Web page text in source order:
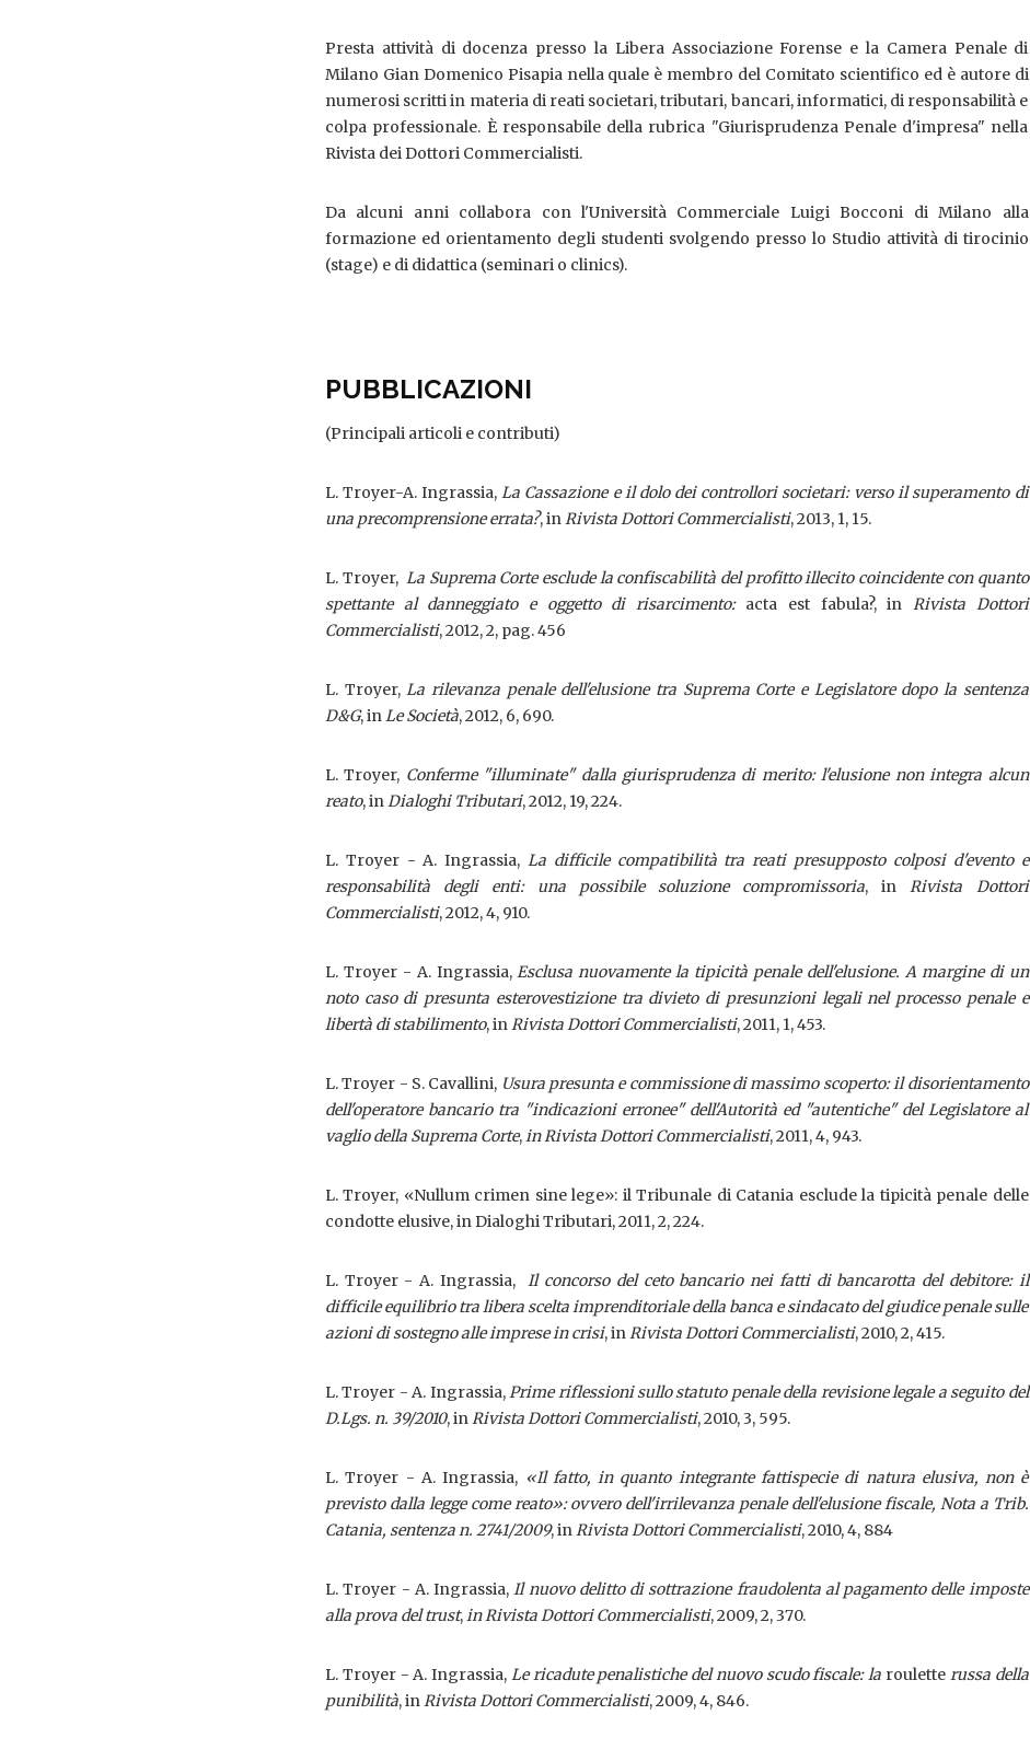
Presta attività di docenza presso la Libera Associazione Forense e la Camera Penale di
Milano Gian Domenico Pisapia nella quale è membro del Comitato scientifico ed è autore di
numerosi scritti in materia di reati societari, tributari, bancari, informatici, di responsabilità e
colpa professionale. È responsabile della rubrica "Giurisprudenza Penale d'impresa" nella
Rivista dei Dottori Commercialisti.
Da alcuni anni collabora con l'Università Commerciale Luigi Bocconi di Milano alla
formazione ed orientamento degli studenti svolgendo presso lo Studio attività di tirocinio
(stage) e di didattica (seminari o clinics).
PUBBLICAZIONI
(Principali articoli e contributi)
L. Troyer-A. Ingrassia,La Cassazione e il dolo dei controllori societari: verso il superamento di
una precomprensione errata?, inRivista Dottori Commercialisti, 2013, 1, 15.
L. Troyer,La Suprema Corte esclude la confiscabilità del profitto illecito coincidente con quanto
spettante al danneggiato e oggetto di risarcimento:acta est fabula?, in Rivista Dottori
Commercialisti, 2012, 2, pag. 456
L. Troyer,La rilevanza penale dell'elusione tra Suprema Corte e Legislatore dopo la sentenza
D&G, inLe Società, 2012, 6, 690.
L. Troyer, Conferme "illuminate" dalla giurisprudenza di merito: l'elusione non integra alcun
reato, inDialoghi Tributari, 2012, 19, 224.
L. Troyer - A. Ingrassia,La difficile compatibilità tra reati presupposto colposi d'evento e
responsabilità degli enti: una possibile soluzione compromissoria, inRivista Dottori
Commercialisti, 2012, 4, 910.
L. Troyer - A. Ingrassia,Esclusa nuovamente la tipicità penale dell'elusione. A margine di un
noto caso di presunta esterovestizione tra divieto di presunzioni legali nel processo penale e
libertà di stabilimento, inRivista Dottori Commercialisti, 2011, 1, 453.
L. Troyer - S. Cavallini, Usura presunta e commissione di massimo scoperto: il disorientamento
dell'operatore bancario tra "indicazioni erronee" dell'Autorità ed "autentiche" del Legislatore al
vaglio della Suprema Corte,in Rivista Dottori Commercialisti, 2011, 4, 943.
L. Troyer, «Nullum crimen sine lege»: il Tribunale di Catania esclude la tipicità penale delle
condotte elusive, in Dialoghi Tributari, 2011, 2, 224.
L. Troyer - A. Ingrassia,Il concorso del ceto bancario nei fatti di bancarotta del debitore: il
difficile equilibrio tra libera scelta imprenditoriale della banca e sindacato del giudice penale sulle
azioni di sostegno alle imprese in crisi, inRivista Dottori Commercialisti, 2010, 2, 415.
L. Troyer - A. Ingrassia,Prime riflessioni sullo statuto penale della revisione legale a seguito del
D.Lgs. n. 39/2010, inRivista Dottori Commercialisti, 2010, 3, 595.
L. Troyer - A. Ingrassia, «Il fatto, in quanto integrante fattispecie di natura elusiva, non è
previsto dalla legge come reato»: ovvero dell'irrilevanza penale dell'elusione fiscale, Nota a Trib.
Catania, sentenza n. 2741/2009, inRivista Dottori Commercialisti, 2010, 4, 884
L. Troyer - A. Ingrassia,Il nuovo delitto di sottrazione fraudolenta al pagamento delle imposte
alla prova del trust,in Rivista Dottori Commercialisti, 2009, 2, 370.
L. Troyer - A. Ingrassia, Le ricadute penalistiche del nuovo scudo fiscale: la roulette russa della
punibilità, inRivista Dottori Commercialisti, 2009, 4, 846.